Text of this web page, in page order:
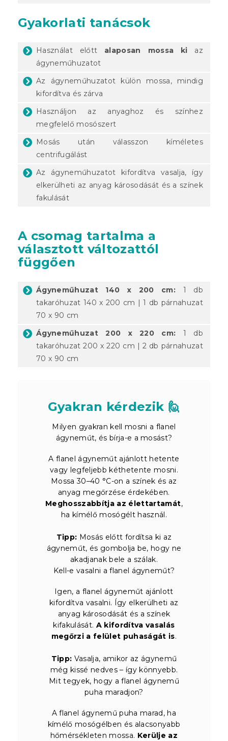
Gyakorlati tanácsok
Használat előtt alaposan mossa ki az
ágyneműhuzatot
Az ágyneműhuzatot külön mossa, mindig
kifordítva és zárva
Használjon az anyaghoz és színhez
megfelelő mosószert
Mosás után válasszon kíméletes
centrifugálást
Az ágyneműhuzatot kifordítva vasalja, így
elkerülheti az anyag károsodását és a színek
fakulását
A csomag tartalma a
választott változattól
függően
Ágyneműhuzat 140 x 200 cm: 1 db
takaróhuzat 140 x 200 cm | 1 db párnahuzat
70 x 90 cm
Ágyneműhuzat 200 x 220 cm: 1 db
takaróhuzat 200 x 220 cm | 2 db párnahuzat
70 x 90 cm
Gyakran kérdezik 🙋
Milyen gyakran kell mosni a flanel
ágyneműt, és bírja-e a mosást?
A flanel ágyneműt ajánlott hetente
vagy legfeljebb kéthetente mosni.
Mossa 30–40 °C-on a színek és az
anyag megőrzése érdekében.
Meghosszabbítja az élettartamát,
ha kímélő mosógélt használ.
Tipp: Mosás előtt fordítsa ki az
ágyneműt, és gombolja be, hogy ne
akadjanak bele a szálak.
Kell-e vasalni a flanel ágyneműt?
Igen, a flanel ágyneműt ajánlott
kifordítva vasalni. Így elkerülheti az
anyag károsodását és a színek
kifakulását. A kifordítva vasalás
megőrzi a felület puhaságát is.
Tipp: Vasalja, amikor az ágynemű
még kissé nedves – így könnyebb.
Mit tegyek, hogy a flanel ágynemű
puha maradjon?
A flanel ágynemű puha marad, ha
kímélő mosógélben és alacsonyabb
hőmérsékleten mossa. Kerülje az